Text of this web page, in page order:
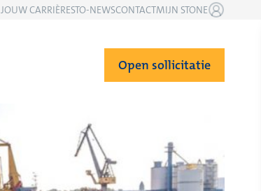
JOUW CARRIÈRESTO-NEWSCONTACTMIJN STONE
Open sollicitatie